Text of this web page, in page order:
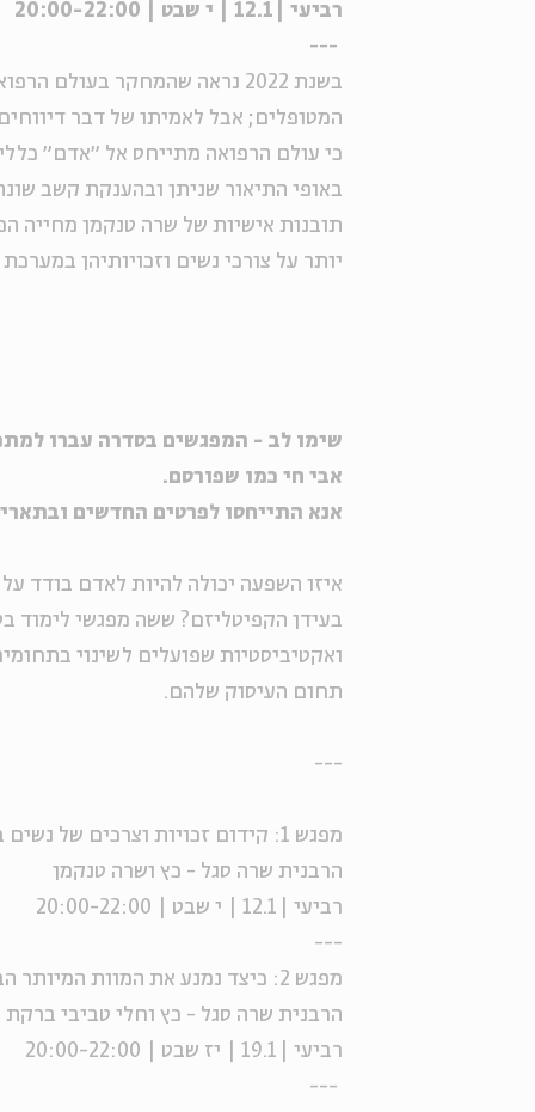
רביעי |12.1 | י שבט | 20:00-22:00
---
בשנת 2022 נראה שהמחקר
המטופלים; אבל לאמיתו של דבר
כי עולם הרפואה מתייחס אל ״אדם״
באופי התיאור שניתן ובהענקת קשב
תובנות אישיות של שרה טנקמן מחייה
יותר על צורכי נשים וזכויותיהן
שימו לב - המפגשים בסדרה עברו
אבי חי כמו שפורסם.
אנא התייחסו לפרטים החדשים
איזו השפעה יכולה להיות לאדם בודד
בעידן הקפיטליזם? ששה מפגשי לימוד
ואקטיביסטיות שפועלים לשינוי
תחום העיסוק שלהם.
---
מפגש 1: קידום זכויות וצרכים של נשים בתוך מערכת הבריאות
הרבנית שרה סגל - כץ ושרה טנקמן
רביעי |12.1 | י שבט | 20:00-22:00
---
מפגש 2: כיצד נמנע את המוות המיותר הבא בענף הבניה?
הרבנית שרה סגל - כץ וחלי טביבי ברקת
רביעי |19.1 | יז שבט | 20:00-22:00
---